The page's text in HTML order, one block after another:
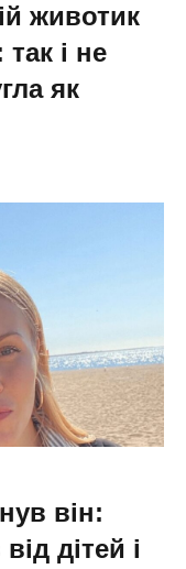
животик
так і не
як
він:
дітей і